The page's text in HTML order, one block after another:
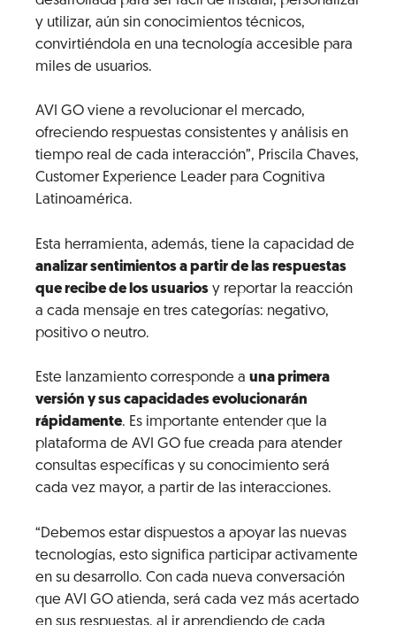
y utilizar, aún sin conocimientos técnicos,
convirtiéndola en una tecnología accesible para
miles de usuarios.
AVI GO viene a revolucionar el mercado,
ofreciendo respuestas consistentes y análisis en
tiempo real de cada interacción”, Priscila Chaves,
Customer Experience Leader para Cognitiva
Latinoamérica.
Esta herramienta, además, tiene la capacidad de
analizar sentimientos a partir de las respuestas
que recibe de los usuarios y reportar la reacción
a cada mensaje en tres categorías: negativo,
positivo o neutro.
Este lanzamiento corresponde a una primera
versión y sus capacidades evolucionarán
rápidamente. Es importante entender que la
plataforma de AVI GO fue creada para atender
consultas específicas y su conocimiento será
cada vez mayor, a partir de las interacciones.
“Debemos estar dispuestos a apoyar las nuevas
tecnologías, esto significa participar activamente
en su desarrollo. Con cada nueva conversación
que AVI GO atienda, será cada vez más acertado
en sus respuestas, al ir aprendiendo de cada